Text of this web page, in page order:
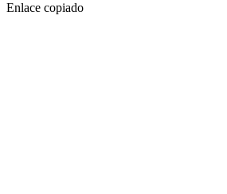
Enlace copiado